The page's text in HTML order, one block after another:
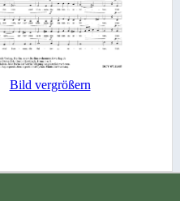
Bild vergrößern